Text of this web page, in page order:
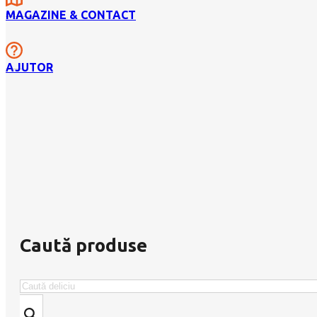
MAGAZINE & CONTACT
AJUTOR
Caută produse
Search